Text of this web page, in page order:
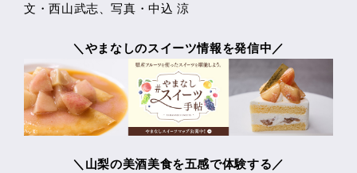
文・西山武志、写真・中込 涼
＼やまなしのスイーツ情報を発信中／
＼山梨の美酒美食を五感で体験する／